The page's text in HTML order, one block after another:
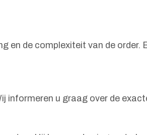
en de complexiteit van de
u graag over de